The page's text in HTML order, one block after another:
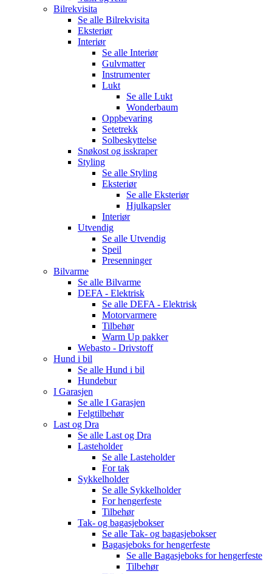
Bilrekvisita
Se alle Bilrekvisita
Eksteriør
Interiør
Se alle Interiør
Gulvmatter
Instrumenter
Lukt
Se alle Lukt
Wonderbaum
Oppbevaring
Setetrekk
Solbeskyttelse
Snøkost og isskraper
Styling
Se alle Styling
Eksteriør
Se alle Eksteriør
Hjulkapsler
Interiør
Utvendig
Se alle Utvendig
Speil
Presenninger
Bilvarme
Se alle Bilvarme
DEFA - Elektrisk
Se alle DEFA - Elektrisk
Motorvarmere
Tilbehør
Warm Up pakker
Webasto - Drivstoff
Hund i bil
Se alle Hund i bil
Hundebur
I Garasjen
Se alle I Garasjen
Felgtilbehør
Last og Dra
Se alle Last og Dra
Lasteholder
Se alle Lasteholder
For tak
Sykkelholder
Se alle Sykkelholder
For hengerfeste
Tilbehør
Tak- og bagasjebokser
Se alle Tak- og bagasjebokser
Bagasjeboks for hengerfeste
Se alle Bagasjeboks for hengerfeste
Tilbehør